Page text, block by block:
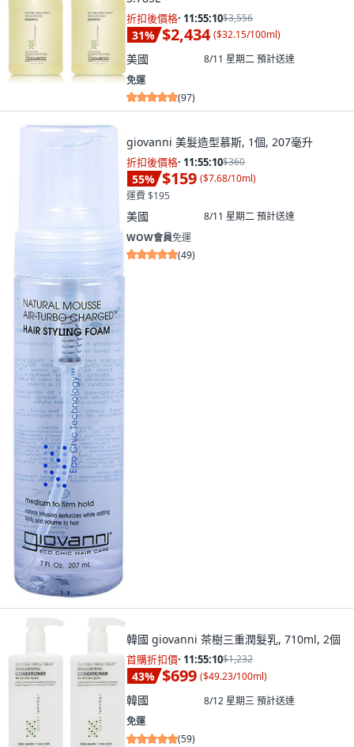
折扣後價格· 11:55:08$3,556
31% $2,434 ($32.15/100ml)
美國 8/11 星期二預計送達
免運
(97)
giovanni 美髮造型慕斯, 1個, 207毫升
折扣後價格· 11:55:08$360
55% $159 ($7.68/10ml)
運費 $195
美國 8/11 星期二預計送達
WOW會員免運
(49)
韓國 giovanni 茶樹三重潤髮乳, 710ml, 2個
首購折扣價· 11:55:08$1,232
43% $699 ($49.23/100ml)
韓國 8/12 星期三預計送達
免運
(59)